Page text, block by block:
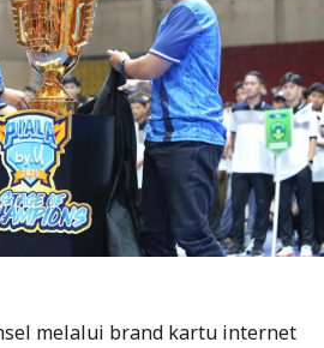
melalui brand kartu internet